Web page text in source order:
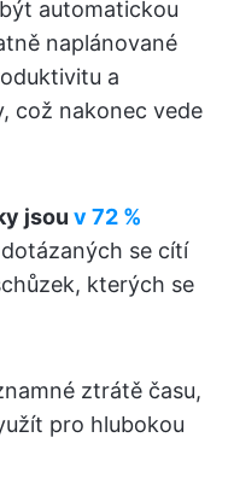
automatickou
naplánované
a
což nakonec vede
jsou v 72 %
dotázaných se cítí
kterých se
ztrátě času,
pro hlubokou